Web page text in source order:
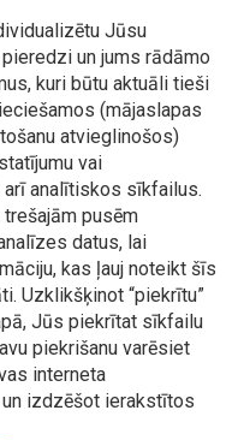
Jūsu
un jums rādāmo
kuri būtu aktuāli tieši
(mājaslapas
atvieglinošos)
vai
analītiskos sīkfailus.
pusēm
datus, lai
kas ļauj noteikt šīs
Uzklikšķinot “piekrītu”
Jūs piekrītat sīkfailu
piekrišanu varēsiet
interneta
izdzēšot ierakstītos